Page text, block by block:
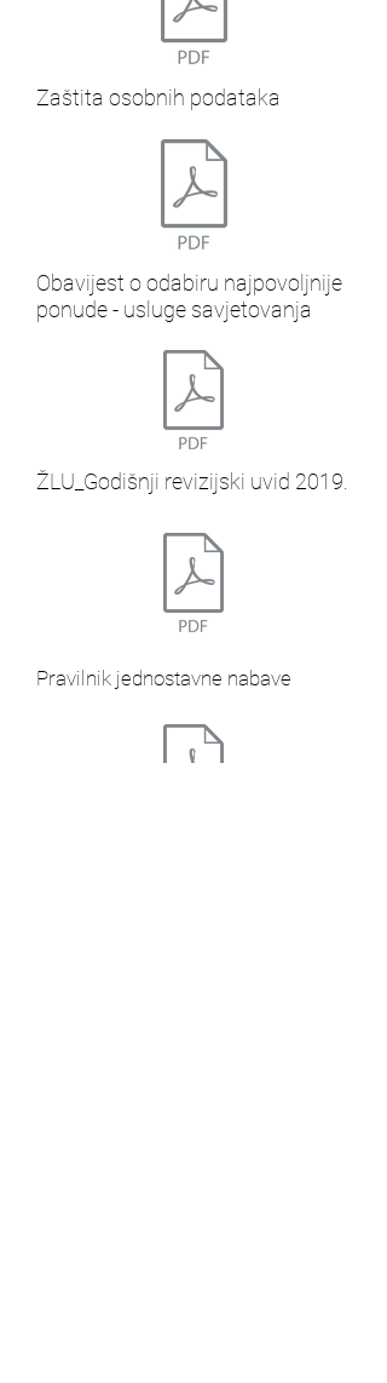
Zaštita osobnih podataka
Obavijest o odabiru najpovoljnije
ponude - usluge savjetovanja
ŽLU_Godišnji revizijski uvid 2019.
Pravilnik jednostavne nabave